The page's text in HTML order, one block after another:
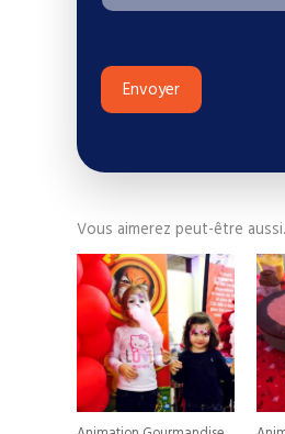
Envoyer
Vous aimerez peut-être